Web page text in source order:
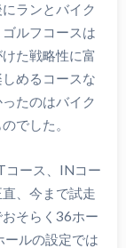
ランとバイク
ルフコースは
た戦略性に富
めるコースな
たのはバイク
でした。
コース、INコー
、今まで試走
そらく36ホー
ールの設定では